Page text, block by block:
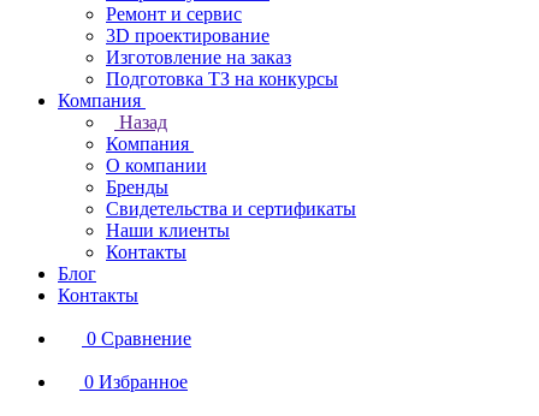
Ремонт и сервис
3D проектирование
Изготовление на заказ
Подготовка ТЗ на конкурсы
Компания
Назад
Компания
О компании
Бренды
Свидетельства и сертификаты
Наши клиенты
Контакты
Блог
Контакты
0 Сравнение
0 Избранное